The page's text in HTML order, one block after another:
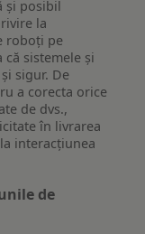
și posibil
la
roboți pe
că sistemele și
sigur. De
a corecta orice
de dvs.,
în livrarea
interacțiunea
de